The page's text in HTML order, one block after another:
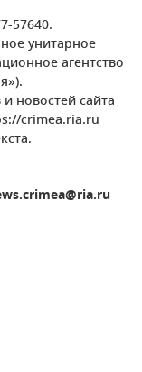
57640.
унитарное
агентство
новостей сайта
crimea.ria.ru